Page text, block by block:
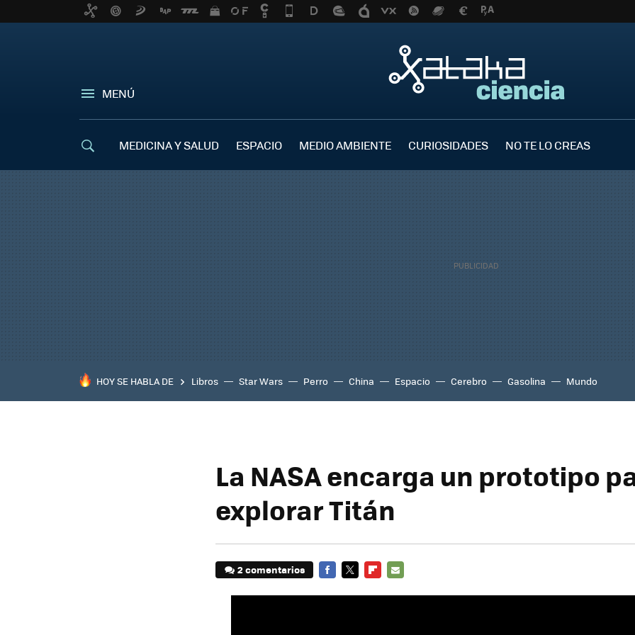
MENÚ
MEDICINA Y SALUD ESPACIO MEDIO AMBIENTE CURIOSIDADES NO TE LO CREAS
HOY SE HABLA DE Libros Star Wars Perro China Espacio Cerebro Gasolina Mundo
La NASA encarga un prototipo
explorar Titán
2 comentarios